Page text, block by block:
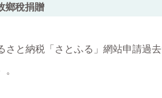
鄉稅捐贈
さと納税「さとふる」網站申請過